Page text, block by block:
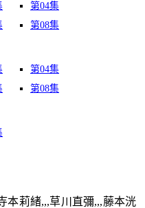
第04集
第08集
第04集
第08集
本莉緒,,,草川直彌,,,藤本洸